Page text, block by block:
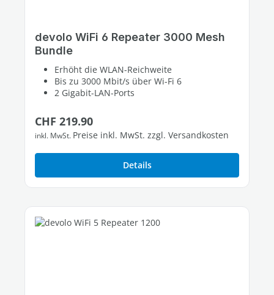
devolo WiFi 6 Repeater 3000 Mesh
Bundle
Erhöht die WLAN-Reichweite
Bis zu 3000 Mbit/s über Wi-Fi 6
2 Gigabit-LAN-Ports
Regulärer Preis:
CHF 219.90
inkl. MwSt. Preise inkl. MwSt. zzgl. Versandkosten
Details